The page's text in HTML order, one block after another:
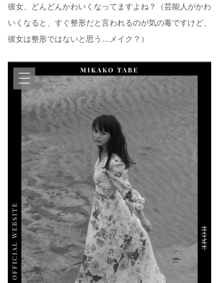
彼女、どんどんかわいくなってますよね？（芸能人がかわ
いくなると、すぐ整形だと言われるのが気の毒ですけど、
彼女は整形ではないと思う…メイク？）